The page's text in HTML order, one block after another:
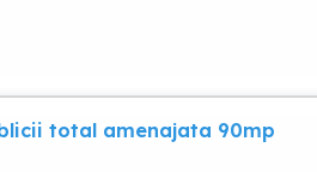
total amenajata 90mp